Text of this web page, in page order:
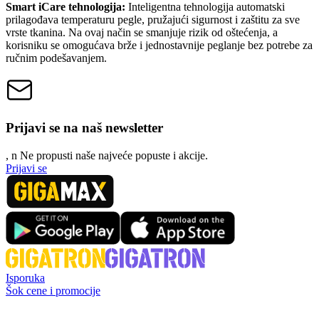
Smart iCare tehnologija: Inteligentna tehnologija automatski
prilagođava temperaturu pegle, pružajući sigurnost i zaštitu za sve
vrste tkanina. Na ovaj način se smanjuje rizik od oštećenja, a
korisniku se omogućava brže i jednostavnije peglanje bez potrebe za
ručnim podešavanjem.
Prijavi se na naš newsletter
, n Ne propusti naše najveće popuste i akcije.
Prijavi se
Isporuka
Šok cene i promocije